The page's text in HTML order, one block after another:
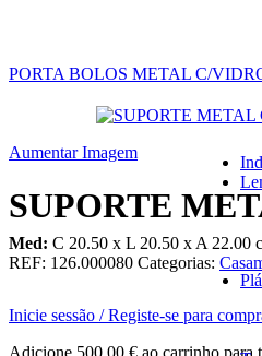
PORTA BOLOS METAL C/
Aumentar Imagem
SUPORTE
Med: C 20.50 x L 20.50 x A 22.00
REF: 126.000080 Categorias:
Inicie sessão / Registe-se para
Adicione 500,00 € ao carrinho para